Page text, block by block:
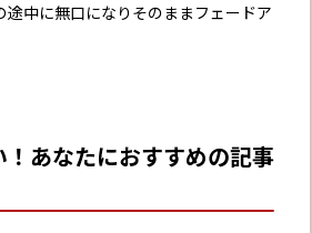
途中に無口になりそのままフェードア
あなたにおすすめの記事